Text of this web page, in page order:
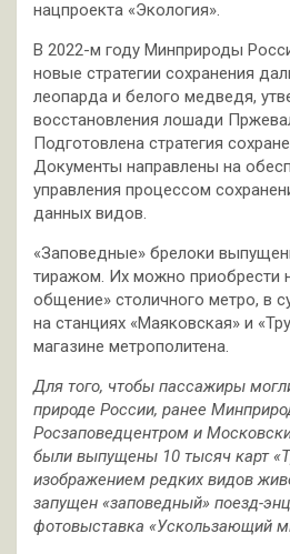
нацпроекта «Экология».
В 2022-м году Минприроды
новые стратегии сохранения
леопарда и белого медведя,
восстановления лошади
Подготовлена стратегия
Документы направлены на
управления процессом
данных видов.
«Заповедные» брелоки
тиражом. Их можно приобрести
общение» столичного метро, в
на станциях «Маяковская» и
магазине метрополитена.
Для того, чтобы пассажиры
природе России, ранее
Росзаповедцентром и
были выпущены 10 тысяч карт
изображением редких видов
запущен «заповедный» поезд-
фотовыставка «Ускользающий